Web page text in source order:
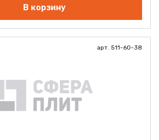
В корзину
арт. 511-60-38